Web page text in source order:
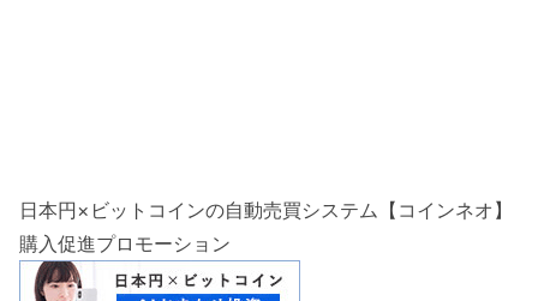
日本円×ビットコインの自動売買システム【コインネオ】
購入促進プロモーション